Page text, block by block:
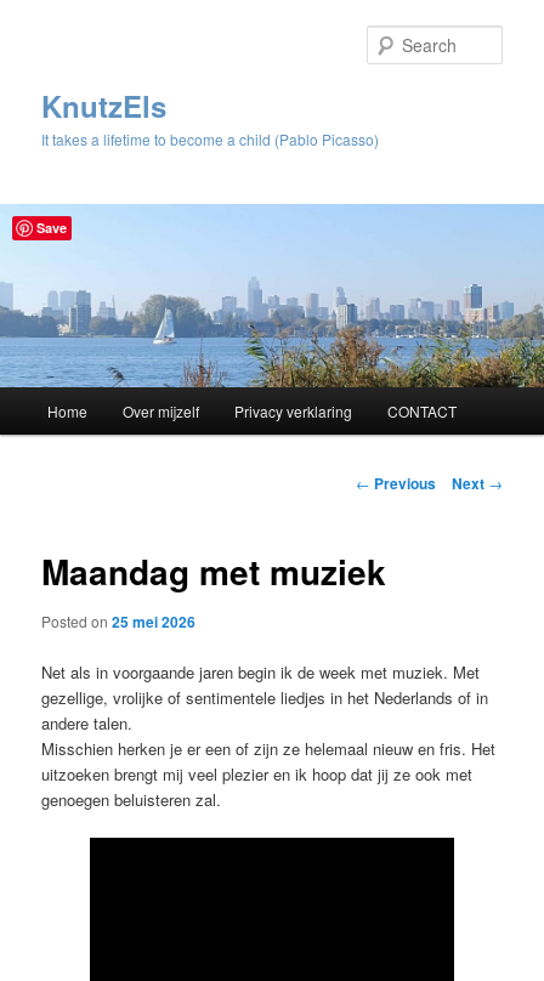
KnutzEls
It takes a lifetime to become a child (Pablo Picasso)
Skip
content
Home Over mijzelf Privacy verklaring CONTACT
Post
← Previous Next →
Maandag met muziek
Posted on25 mei 2026
Net als in voorgaande jaren begin ik de week met muziek. Met
gezellige, vrolijke of sentimentele liedjes in het Nederlands of in
andere talen.
Misschien herken je er een of zijn ze helemaal nieuw en fris. Het
uitzoeken brengt mij veel plezier en ik hoop dat jij ze ook met
genoegen beluisteren zal.
Save